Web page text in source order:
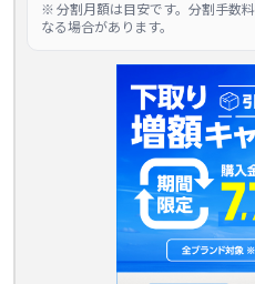
※ 分割月額は目安です。分割手数
なる場合があります。